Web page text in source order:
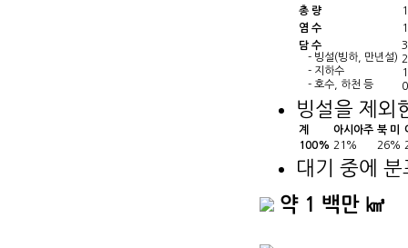
총 량
염 수
담 수
- 빙설(빙하, 만년설)
- 지하수
- 호수, 하천 등
빙설을 제외
계 아시아주 북 미
100% 21% 26%
대기 중에
약 1 백만 ㎦